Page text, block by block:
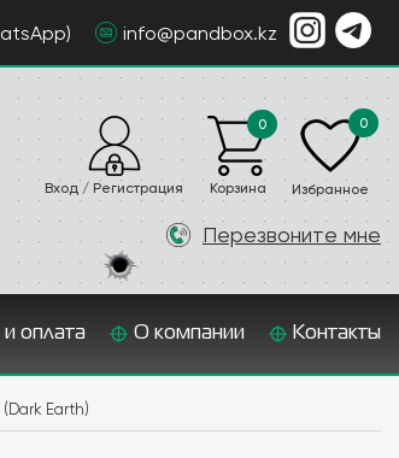
info@pandbox.kz
Вход / Регистрация Корзина
0
Избранное
0
Перезвоните мне
оплата О компании Контакты
Earth)